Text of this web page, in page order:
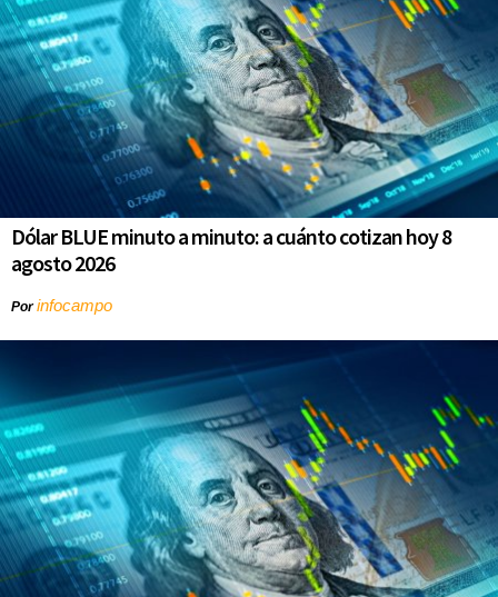
Dólar BLUE minuto a minuto: a cuánto cotizan hoy 8
agosto 2026
Porinfocampo